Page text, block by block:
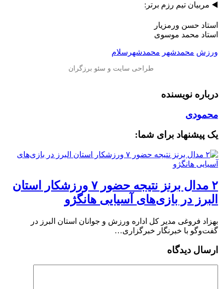
◀️ مربیان تیم رزم برتر:
استاد حسن ورمزیار
استاد محمد موسوی
ورزش محمدشهر محمدشهرسلام
درباره نویسنده
محمودی
یک پیشنهاد برای شما:
۲ مدال برنز نتیجه حضور ۷ ورزشکار استان
البرز در بازی‌های آسیایی هانگژو
بهزاد فروغی مدیر کل اداره ورزش و جوانان استان البرز در
گفت‌وگو با خبرنگار خبرگزاری…
ارسال دیدگاه